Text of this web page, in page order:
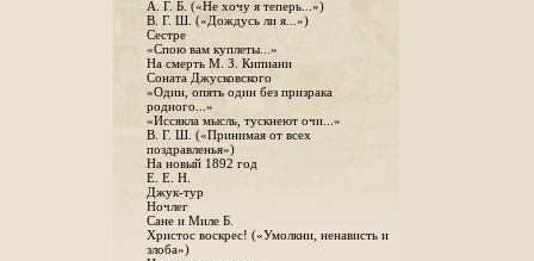
А. Г. Б. («Не хочу я теперь...»)
В. Г. Ш. («Дождусь ли я...»)
Сестре
«Спою вам куплеты...»
На смерть М. З. Кипиани
Соната Джусковского
«Один, опять один без призрака
родного...»
«Иссякла мысль, тускнеют очи...»
В. Г. Ш. («Принимая от всех
поздравленья»)
На новый 1892 год
Е. Е. Н.
Джук-тур
Ночлег
Сане и Миле Б.
Христос воскрес! («Умолкни, ненависть и
злоба»)